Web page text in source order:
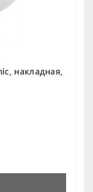
накладная,